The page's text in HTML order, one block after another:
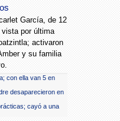
García, de 12
por última
activaron
y su familia
con ella van 5 en
desaparecieron en
cayó a una